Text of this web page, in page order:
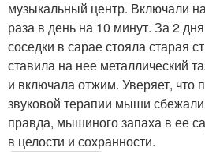
музыкальный центр. Включали
раза в день на 10 минут. За 2
соседки в сарае стояла старая
ставила на нее металлический
и включала отжим. Уверяет, что
звуковой терапии мыши
правда, мышиного запаха в ее
в целости и сохранности.